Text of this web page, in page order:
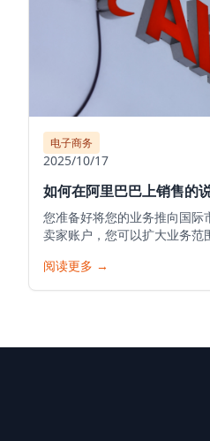
电子商务
2025/10/17
如何在阿里巴巴上销售的
您准备好将您的业务推向国际
卖家账户，您可以扩大业务范
销售之旅的详细指南。
阅读更多 →